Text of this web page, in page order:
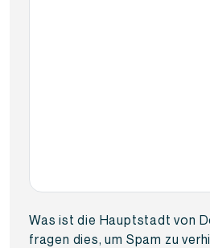
Was ist die Hauptstadt von
fragen dies, um Spam zu